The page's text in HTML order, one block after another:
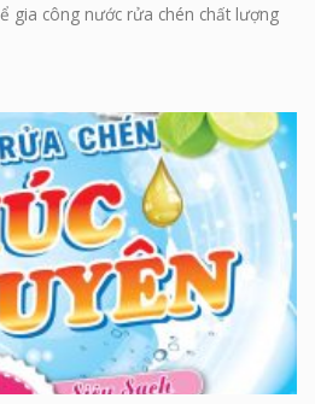
gia công nước rửa chén chất lượng